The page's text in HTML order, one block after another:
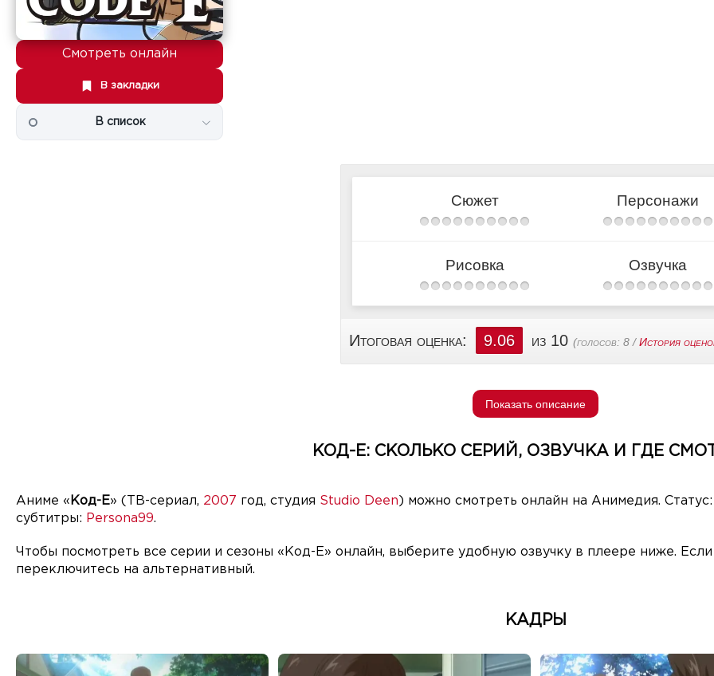
Смотреть онлайн
В закладки
В список
Сюжет Персонажи
Рисовка Озвучка
Итоговая оценка: 9.06 из 10 (голосов: 8 /История
Показать описание
КОД-Е: СКОЛЬКО СЕРИЙ, ОЗВУЧКА И ГДЕ
Аниме « Код-Е» (ТВ-сериал, 2007 год, студия Studio Deen ) можно смотреть онлайн на Анимедия.
субтитры: Persona99.
Чтобы посмотреть все серии и сезоны «Код-Е» онлайн, выберите удобную озвучку в плеере ниже.
переключитесь на альтернативный.
КАДРЫ